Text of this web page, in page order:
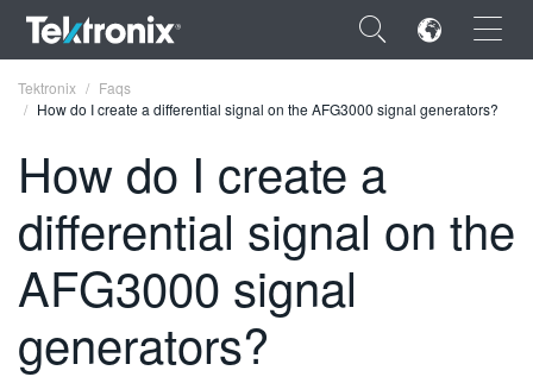
×
ENGLISH
FRANÇAIS
VIỆT NAM
Tektronix
Faqs
How do I create a differential signal on the AFG3000 signal generators?
How do I create a
differential signal on the
AFG3000 signal
generators?